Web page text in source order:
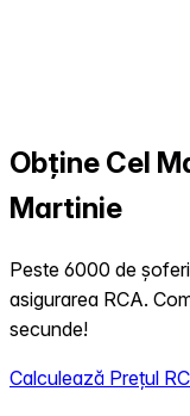
Obține Cel
Martinie
Peste 6000 de
asigurarea RCA.
secunde!
Calculează Prețul